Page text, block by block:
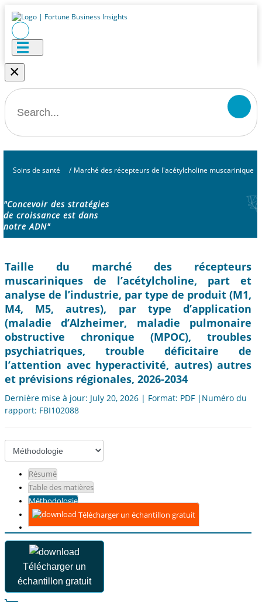
×
Soins de santé / Marché des récepteurs de l'acétylcholine muscarinique
"Concevoir des stratégies
de croissance est dans
notre ADN"
Taille du marché des récepteurs
muscariniques de l’acétylcholine, part et
analyse de l’industrie, par type de produit (M1,
M4, M5, autres), par type d’application
(maladie d’Alzheimer, maladie pulmonaire
obstructive chronique (MPOC), troubles
psychiatriques, trouble déficitaire de
l’attention avec hyperactivité, autres) autres
et prévisions régionales, 2026-2034
Dernière mise à jour: July 20, 2026 | Format: PDF |Numéro du
rapport: FBI102088
Résumé
Table des matières
Méthodologie
Télécharger un échantillon gratuit
Télécharger un
échantillon gratuit